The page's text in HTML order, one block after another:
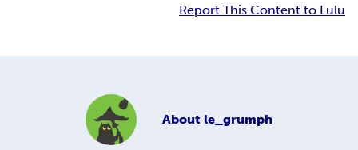
Report This Content to Lulu
About le_grumph